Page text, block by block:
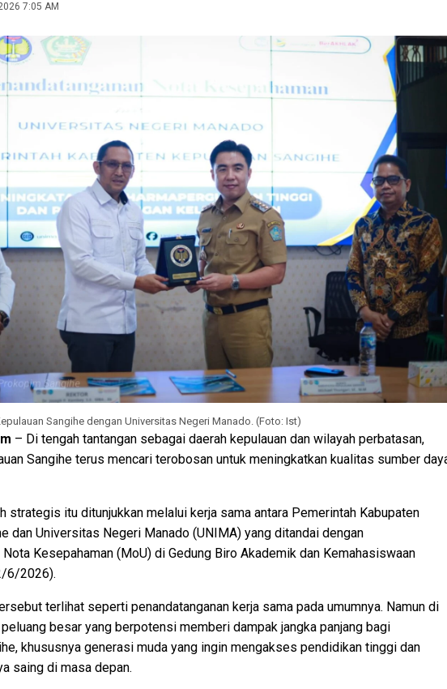
7:05 AM
Sangihe dengan Universitas Negeri Manado. (Foto: Ist)
– Di tengah tantangan sebagai daerah kepulauan dan wilayah perbatasan,
Sangihe terus mencari terobosan untuk meningkatkan kualitas sumber
strategis itu ditunjukkan melalui kerja sama antara Pemerintah Kabupaten
dan Universitas Negeri Manado (UNIMA) yang ditandai dengan
Nota Kesepahaman (MoU) di Gedung Biro Akademik dan Kemahasiswaan
6/2026).
terlihat seperti penandatanganan kerja sama pada umumnya. Namun di
besar yang berpotensi memberi dampak jangka panjang bagi
khususnya generasi muda yang ingin mengakses pendidikan tinggi dan
saing di masa depan.